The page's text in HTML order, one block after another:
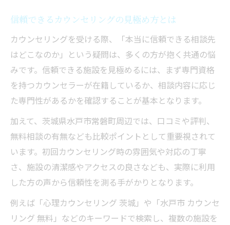
信頼できるカウンセリングの見極め方とは
カウンセリングを受ける際、「本当に信頼できる相談先
はどこなのか」という疑問は、多くの方が抱く共通の悩
みです。信頼できる施設を見極めるには、まず専門資格
を持つカウンセラーが在籍しているか、相談内容に応じ
た専門性があるかを確認することが基本となります。
加えて、茨城県水戸市常磐町周辺では、口コミや評判、
無料相談の有無なども比較ポイントとして重要視されて
います。初回カウンセリング時の雰囲気や対応の丁寧
さ、施設の清潔感やアクセスの良さなども、実際に利用
した方の声から信頼性を測る手がかりとなります。
例えば「心理カウンセリング 茨城」や「水戸市 カウンセ
リング 無料」などのキーワードで検索し、複数の施設を